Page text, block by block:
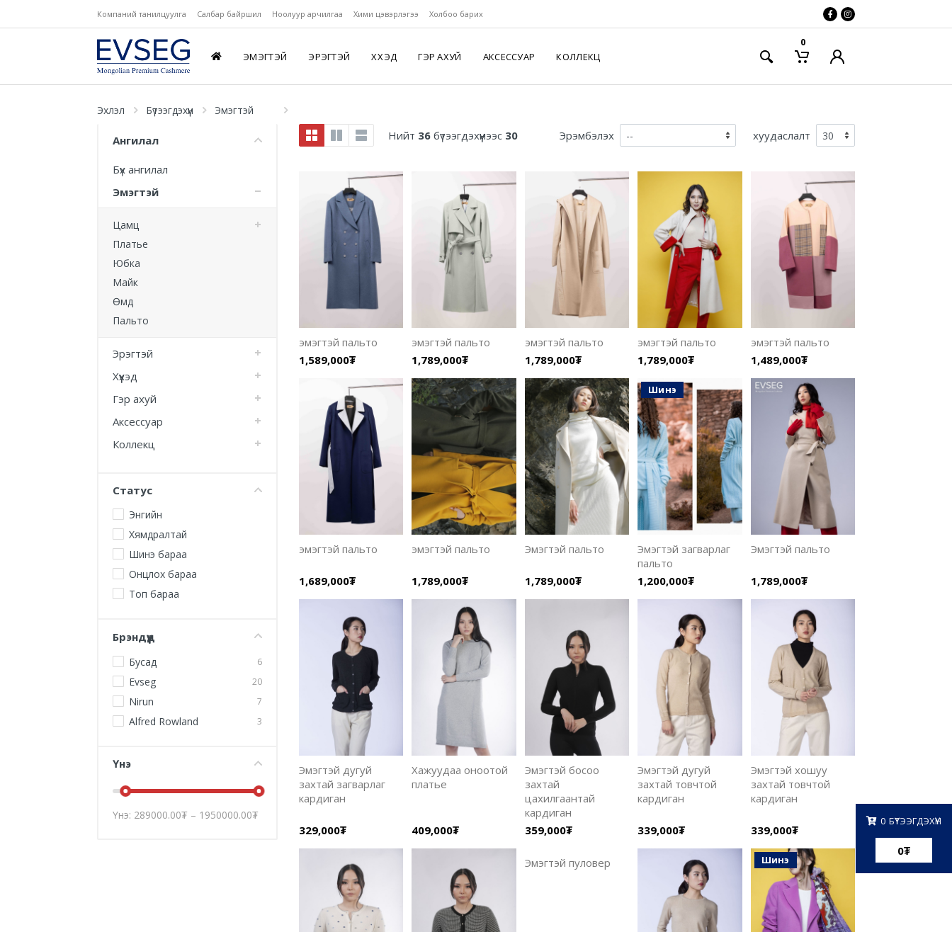
Компаний танилцуулга Салбар байршил Ноолуур арчилгаа Хими цэвэрлэгээ Холбоо барих
ЭМЭГТЭЙ ЭРЭГТЭЙ ХҮҮХЭД ГЭР АХУЙ АКСЕССУАР КОЛЛЕКЦ
0
Эхлэл Бүтээгдэхүүн Эмэгтэй
Ангилал
Бүх ангилал
Эмэгтэй
Цамц
Платье
Юбка
Майк
Өмд
Пальто
Эрэгтэй
Хүүхэд
Гэр ахуй
Аксессуар
Коллекц
Статус
Энгийн
Хямдралтай
Шинэ бараа
Онцлох бараа
Топ бараа
Брэндүүд
Бусад 6
Evseg 20
Nirun 7
Alfred Rowland 3
Үнэ
Үнэ: 289000.00₮ – 1950000.00₮
Нийт 36 бүтээгдэхүүнээс 30 Эрэмбэлэх хуудаслалт
эмэгтэй пальто
1,589,000₮
эмэгтэй пальто
1,789,000₮
эмэгтэй пальто
1,789,000₮
эмэгтэй пальто
1,789,000₮
эмэгтэй пальто
1,489,000₮
эмэгтэй пальто
1,689,000₮
эмэгтэй пальто
1,789,000₮
Эмэгтэй пальто
1,789,000₮
шинэ
Эмэгтэй загварлаг
пальто
1,200,000₮
Эмэгтэй пальто
1,789,000₮
Эмэгтэй дугуй
захтай загварлаг
кардиган
329,000₮
Хажуудаа оноотой
платье
409,000₮
Эмэгтэй босоо
захтай
цахилгаантай
кардиган
359,000₮
Эмэгтэй дугуй
захтай товчтой
кардиган
339,000₮
Эмэгтэй хошуу
захтай товчтой
кардиган
339,000₮
Эмэгтэй пуловер шинэ
0 БҮТЭЭГДЭХҮҮН
0₮